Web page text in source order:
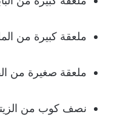
ملعقة كبيرة من
ملعقة صغيرة من
نصف كوب من